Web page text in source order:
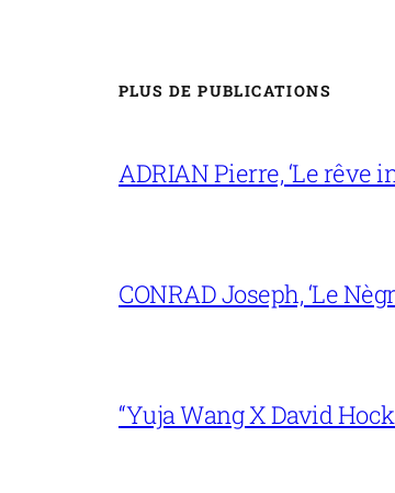
PLUS DE PUBLICATIONS
ADRIAN Pierre, ‘Le rêve
CONRAD Joseph, ‘Le
“Yuja Wang X David